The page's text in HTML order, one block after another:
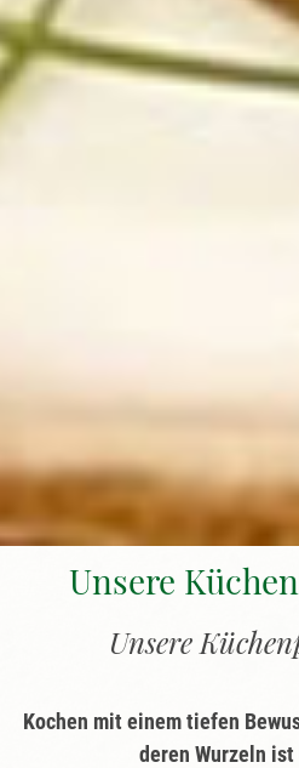
Unsere
Unsere
Kochen mit einem tiefen
deren Wurzeln